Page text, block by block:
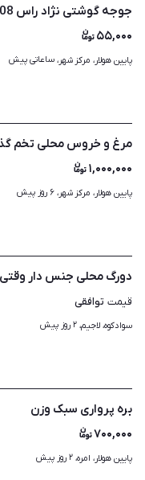
جوجه گوشتی نژاد راس 308صادراتی
۵۵,۰۰۰
پایین هولار، مرکز شهر، ساعاتی پیش
مرغ و خروس محلی تخم
۱,۰۰۰,۰۰۰
پایین هولار، مرکز شهر، ۶ روز پیش
دورگ محلی جنس دار وقتی
قیمت توافقی
سوادکوه، لاجیم، ۲ روز پیش
بره پرواری سبک وزن
۷۰۰,۰۰۰
پایین هولار، امره، ۲ روز پیش